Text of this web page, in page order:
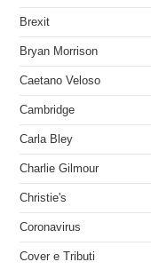
Brexit
Bryan Morrison
Caetano Veloso
Cambridge
Carla Bley
Charlie Gilmour
Christie's
Coronavirus
Cover e Tributi